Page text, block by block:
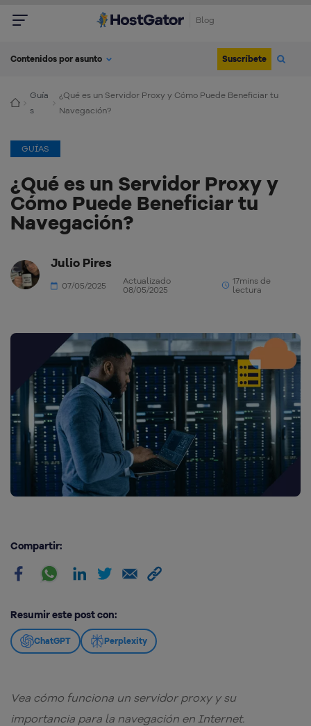
Blog
Contenidos por asunto Suscríbete
Guía
s
¿Qué es un Servidor Proxy y Cómo Puede Beneficiar tu
Navegación?
GUÍAS
¿Qué es un Servidor Proxy y
Cómo Puede Beneficiar tu
Navegación?
Julio Pires
07/05/2025
Actualizado
08/05/2025
17mins de
lectura
Compartir:
Resumir este post con:
ChatGPT Perplexity
Vea cómo funciona un servidor proxy y su
importancia para la navegación en Internet.